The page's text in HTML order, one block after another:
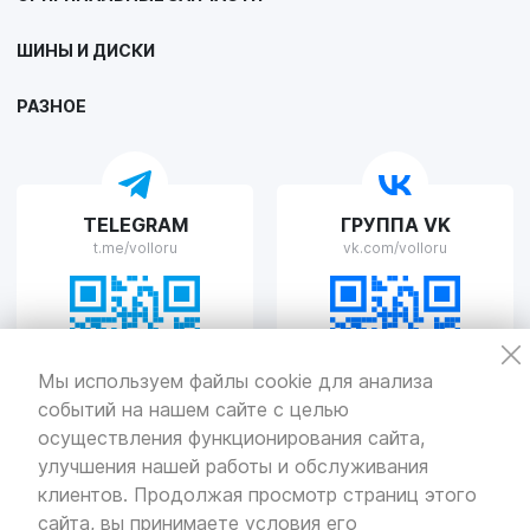
Мы используем файлы cookie для анализа
событий на нашем сайте с целью
осуществления функционирования сайта,
улучшения нашей работы и обслуживания
клиентов. Продолжая просмотр страниц этого
сайта, вы принимаете условия его
г. Липецк, улица Осипенко, д.8
VOLLO Рязань
г. Рязань, улица Островского, д.109/2
Пн-Пт с 9:00 до 20:00, Сб-Вс выходной
VOLLO Тверь
г. Тверь, проспект Николая Корыткова, 17А
Пн-Пт с 9:00 до 19:00 Сб-Вс с 10:00 до 19:00
ШИНЫ И ДИСКИ
РАЗНОЕ
TELEGRAM
t.me/volloru
ГРУППА VK
vk.com/volloru
Политикаконфиденциальности
Разработкаи продвижение — «SeoOlimp»